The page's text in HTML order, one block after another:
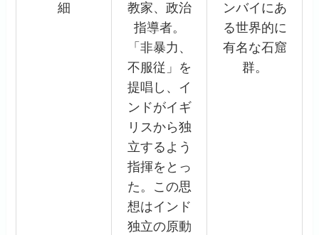
細
教家、政治
指導者。
「非暴力、
不服従」を
提唱し、イ
ンドがイギ
リスから独
立するよう
指揮をとっ
た。この思
想はインド
独立の原動
ンバイにあ
る世界的に
有名な石窟
群。